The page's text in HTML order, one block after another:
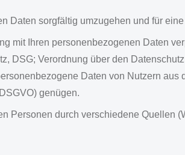
Daten sorgfältig umzugehen und für
mit Ihren personenbezogenen Daten
DSG; Verordnung über den
Daten von Nutzern aus
genügen.
Personen durch verschiedene Quellen